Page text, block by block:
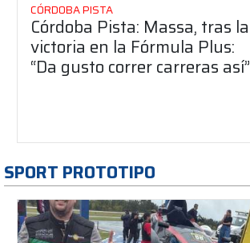
CÓRDOBA PISTA
Córdoba Pista: Massa, tras la
victoria en la Fórmula Plus:
“Da gusto correr carreras así”
SPORT PROTOTIPO